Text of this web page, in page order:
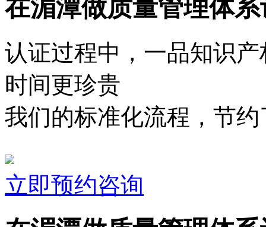
在湄潭做质量管理体
认证过程中，一品知识
时间更珍贵
我们的标准化流程，节
立即预约咨询